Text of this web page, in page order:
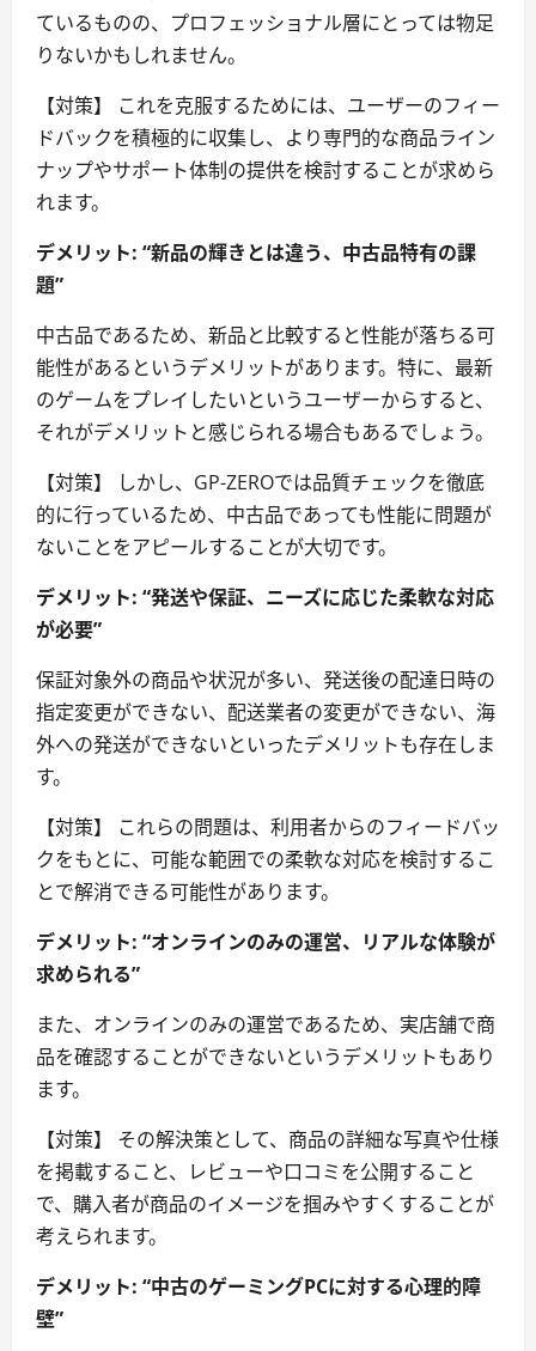
ているものの、プロフェッショナル層にとっては物足
りないかもしれません。
【対策】 これを克服するためには、ユーザーのフィー
ドバックを積極的に収集し、より専門的な商品ライン
ナップやサポート体制の提供を検討することが求めら
れます。
デメリット: “新品の輝きとは違う、中古品特有の課
題”
中古品であるため、新品と比較すると性能が落ちる可
能性があるというデメリットがあります。特に、最新
のゲームをプレイしたいというユーザーからすると、
それがデメリットと感じられる場合もあるでしょう。
【対策】 しかし、GP-ZEROでは品質チェックを徹底
的に行っているため、中古品であっても性能に問題が
ないことをアピールすることが大切です。
デメリット: “発送や保証、ニーズに応じた柔軟な対応
が必要”
保証対象外の商品や状況が多い、発送後の配達日時の
指定変更ができない、配送業者の変更ができない、海
外への発送ができないといったデメリットも存在しま
す。
【対策】 これらの問題は、利用者からのフィードバッ
クをもとに、可能な範囲での柔軟な対応を検討するこ
とで解消できる可能性があります。
デメリット: “オンラインのみの運営、リアルな体験が
求められる”
また、オンラインのみの運営であるため、実店舗で商
品を確認することができないというデメリットもあり
ます。
【対策】 その解決策として、商品の詳細な写真や仕様
を掲載すること、レビューや口コミを公開すること
で、購入者が商品のイメージを掴みやすくすることが
考えられます。
デメリット: “中古のゲーミングPCに対する心理的障
壁”